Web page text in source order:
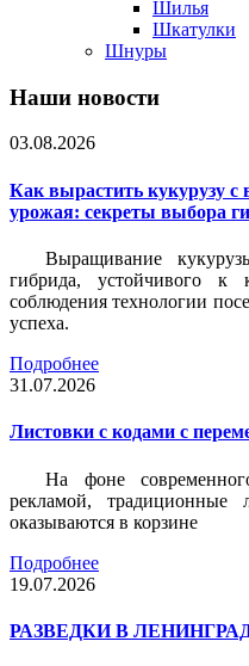
Шилья
Шкатулки
Шнуры
Наши новости
03.08.2026
Как вырастить кукурузу с
урожая: секреты выбора
Выращивание
гибрида, устойчивого
соблюдения технологии
успеха.
Подробнее
31.07.2026
Листовки c кодами с
На фоне
рекламой,
оказываются в корзине
Подробнее
19.07.2026
РАЗВЕДКИ В